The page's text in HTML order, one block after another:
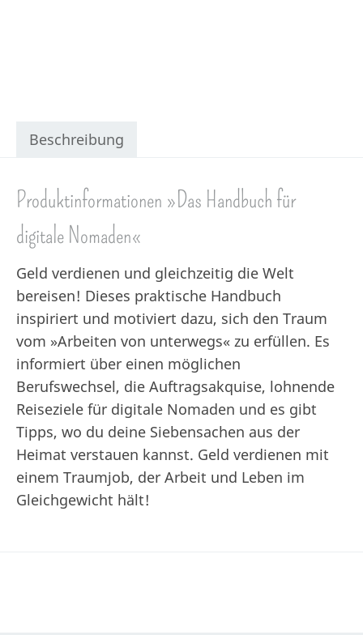
Beschreibung
Produktinformationen »Das Handbuch für
digitale Nomaden«
Geld verdienen und gleichzeitig die Welt
bereisen! Dieses praktische Handbuch
inspiriert und motiviert dazu, sich den Traum
vom »Arbeiten von unterwegs« zu erfüllen. Es
informiert über einen möglichen
Berufswechsel, die Auftragsakquise, lohnende
Reiseziele für digitale Nomaden und es gibt
Tipps, wo du deine Siebensachen aus der
Heimat verstauen kannst. Geld verdienen mit
einem Traumjob, der Arbeit und Leben im
Gleichgewicht hält!